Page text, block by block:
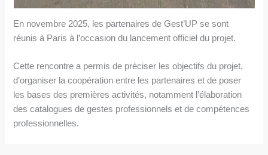
En novembre 2025, les partenaires de Gest’UP se sont
réunis à Paris à l’occasion du lancement officiel du projet.
Cette rencontre a permis de préciser les objectifs du projet,
d’organiser la coopération entre les partenaires et de poser
les bases des premières activités, notamment l’élaboration
des catalogues de gestes professionnels et de compétences
professionnelles.